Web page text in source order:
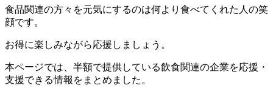
食品関連の方々を元気にするのは何より食べてくれた人の笑
顔です。
お得に楽しみながら応援しましょう。
本ページでは、半額で提供している飲食関連の企業を応援・
支援できる情報をまとめました。